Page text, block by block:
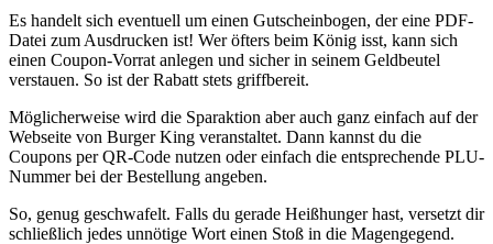
Es handelt sich eventuell um einen Gutscheinbogen, der eine PDF-
Datei zum Ausdrucken ist! Wer öfters beim König isst, kann sich
einen Coupon-Vorrat anlegen und sicher in seinem Geldbeutel
verstauen. So ist der Rabatt stets griffbereit.
Möglicherweise wird die Sparaktion aber auch ganz einfach auf der
Webseite von Burger King veranstaltet. Dann kannst du die
Coupons per QR-Code nutzen oder einfach die entsprechende PLU-
Nummer bei der Bestellung angeben.
So, genug geschwafelt. Falls du gerade Heißhunger hast, versetzt dir
schließlich jedes unnötige Wort einen Stoß in die Magengegend.